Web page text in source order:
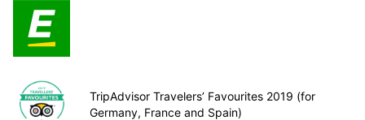
TripAdvisor Travelers’ Favourites 2019 (for
Germany, France and Spain)